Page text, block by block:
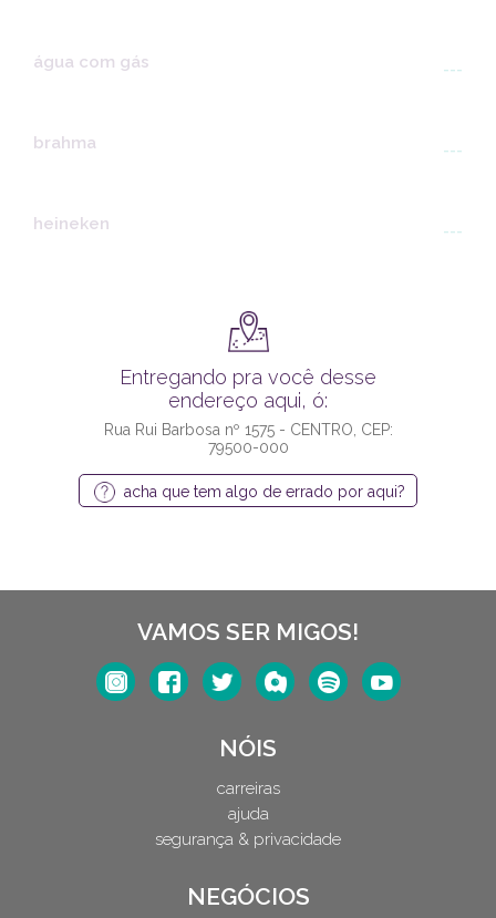
água com gás ---
brahma ---
heineken ---
Entregando pra você desse
endereço aqui, ó:
Rua Rui Barbosa nº 1575 - CENTRO, CEP:
79500-000
acha que tem algo de errado por aqui?
VAMOS SER MIGOS!
NÓIS
carreiras
ajuda
segurança & privacidade
NEGÓCIOS